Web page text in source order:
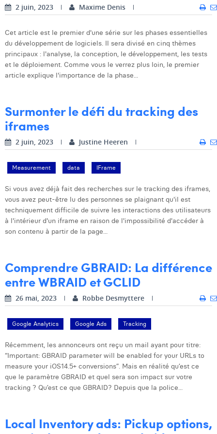
Margaux Snakkers
Matthias Langenaeker
Ninon Chevalier
Sebastiaan Reeskamp
Sven Bosschem
Thomas Kurevic
Victor Hayot
William Rezette
2 juin, 2023 Maxime Denis
Cet article est le premier d'une série sur les phases essentielles
du développement de logiciels. Il sera divisé en cinq thèmes
principaux : l'analyse, la conception, le développement, les tests
et le déploiement. Comme vous le verrez plus loin, le premier
article explique l'importance de la phase...
Surmonter le défi du tracking des
iframes
2 juin, 2023 Justine Heeren
Measurement data IFrame
Si vous avez déjà fait des recherches sur le tracking des iframes,
vous avez peut-être lu des personnes se plaignant qu'il est
techniquement difficile de suivre les interactions des utilisateurs
à l'intérieur d'un iframe en raison de l'impossibilité d'accéder à
son contenu à partir de la page...
Comprendre GBRAID: La différence
entre WBRAID et GCLID
26 mai, 2023 Robbe Desmyttere
Google Analytics Google Ads Tracking
Récemment, les annonceurs ont reçu un mail ayant pour titre:
“Important: GBRAID parameter will be enabled for your URLs to
measure your iOS14.5+ conversions”. Mais en réalité qu’est ce
que le paramètre GBRAID et quel sera son impact sur votre
tracking ? Qu’est ce que GBRAID? Depuis que la police...
Local Inventory ads: Pickup options,